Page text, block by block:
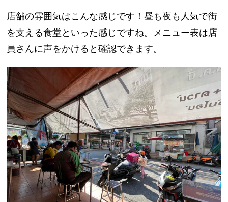
店舗の雰囲気はこんな感じです！昼も夜も人気で街
を支える食堂といった感じですね。メニュー表は店
員さんに声をかけると確認できます。